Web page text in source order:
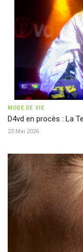
MODE DE VIE
D4vd en procès : La
23 Mai 2026